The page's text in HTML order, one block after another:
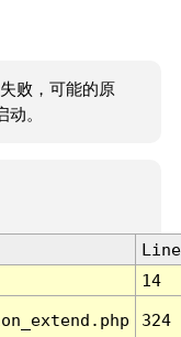
败，可能的原
。
Line
14
324